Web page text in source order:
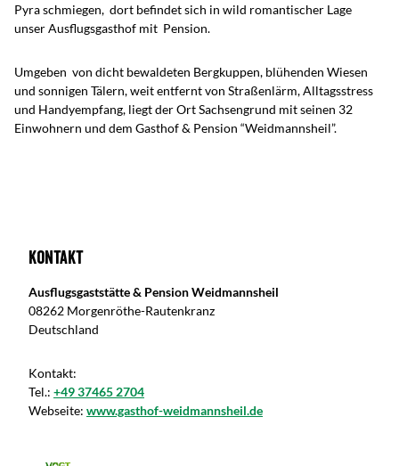
Pyra schmiegen, dort befindet sich in wild romantischer Lage
unser Ausflugsgasthof mit Pension.
Umgeben von dicht bewaldeten Bergkuppen, blühenden Wiesen
und sonnigen Tälern, weit entfernt von Straßenlärm, Alltagsstress
und Handyempfang, liegt der Ort Sachsengrund mit seinen 32
Einwohnern und dem Gasthof & Pension “Weidmannsheil”.
Kontakt
Ausflugsgaststätte & Pension Weidmannsheil
08262 Morgenröthe-Rautenkranz
Deutschland
Kontakt:
Tel.: +49 37465 2704
Webseite: www.gasthof-weidmannsheil.de